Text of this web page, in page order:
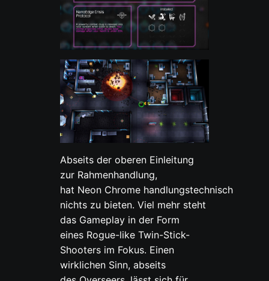
Abseits der oberen Einleitung
zur Rahmenhandlung,
hat Neon Chrome handlungstechnisch
nichts zu bieten. Viel mehr steht
das Gameplay in der Form
eines Rogue-like Twin-Stick-
Shooters im Fokus. Einen
wirklichen Sinn, abseits